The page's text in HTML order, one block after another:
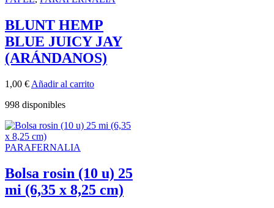
BLUNT HEMP
BLUE JUICY JAY
(ARÁNDANOS)
1,00 € Añadir al carrito
998 disponibles
PARAFERNALIA
Bolsa rosin (10 u) 25
mi (6,35 x 8,25 cm)